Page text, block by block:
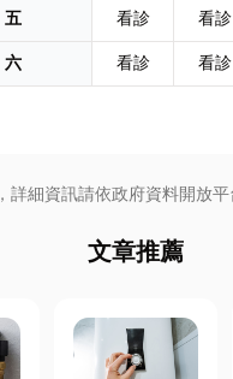
五
看診 看診
六
看診 看診
詳細資訊請依政府資料開放平
文章推薦